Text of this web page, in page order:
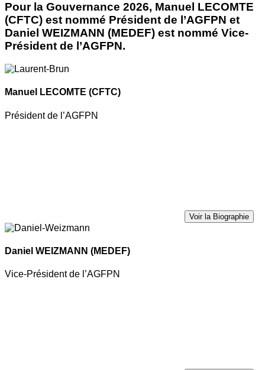
Pour la Gouvernance 2026, Manuel LECOMTE
(CFTC) est nommé Président de l’AGFPN et
Daniel WEIZMANN (MEDEF) est nommé Vice-
Président de l’AGFPN.
Manuel LECOMTE (CFTC)
Président de l’AGFPN
Voir la Biographie
Daniel WEIZMANN (MEDEF)
Vice-Président de l’AGFPN